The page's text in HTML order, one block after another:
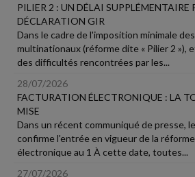
PILIER 2 : UN DÉLAI SUPPLÉMENTAIRE
DÉCLARATION GIR
Dans le cadre de l'imposition minimale
multinationaux (réforme dite « Pilier 2 »),
des difficultés rencontrées par les...
28/07/2026
FACTURATION ÉLECTRONIQUE : LA
MISE
Dans un récent communiqué de presse,
confirme l'entrée en vigueur de la
électronique au 1 À cette date, toutes...
27/07/2026